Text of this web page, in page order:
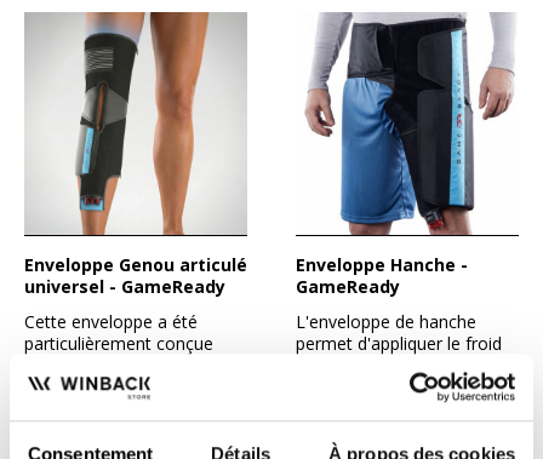
Consentement Détails À propos des cookies
Enveloppe Genou articulé
universel - GameReady
Cette enveloppe a été
particulièrement conçue
avec...
686,00 €
Enveloppe Hanche -
GameReady
L'enveloppe de hanche
permet d'appliquer le froid